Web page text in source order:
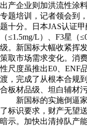
出产企业则加洪流性涂
专题培训，记者领会到
题十分。日本JAS认证
（≤1.5mg/L）、F3星（
级。新国标大幅收紧挥
策取市场需求变化。消
性尺度虽推出E0、ENF
渡，完成了从根本合规
合板材品级、坦白辅材污
新国标的实施倒逼家
了标识要求，财产无望
暗示。加快出清掉队产